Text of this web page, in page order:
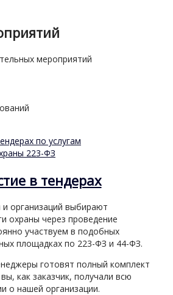
мероприятий
в тендерах
организаций выбирают
охраны через проведение
участвуем в подобных
площадках по 223-ФЗ и 44-ФЗ.
готовят полный комплект
как заказчик, получали всю
о нашей организации.